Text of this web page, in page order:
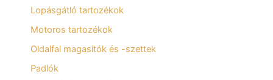
Lopásgátló tartozékok
Motoros tartozékok
Oldalfal magasítók és -szettek
Padlók